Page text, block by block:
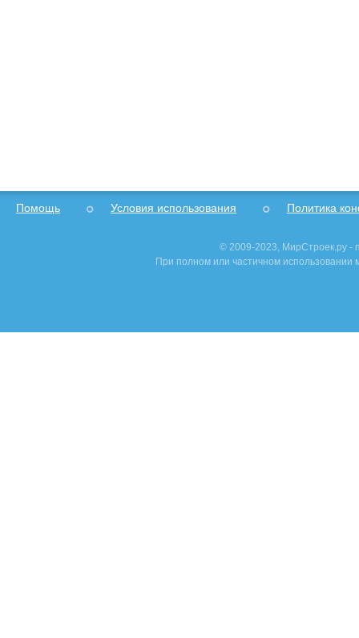
Помощь Условия использования Политика
© 2009-2023, МирСтроек.ру -
При полном или частичном использовании